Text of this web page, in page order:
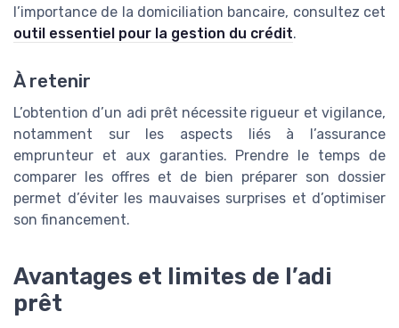
l’importance de la domiciliation bancaire, consultez cet
outil essentiel pour la gestion du crédit.
À retenir
L’obtention d’un adi prêt nécessite rigueur et vigilance,
notamment sur les aspects liés à l’assurance
emprunteur et aux garanties. Prendre le temps de
comparer les offres et de bien préparer son dossier
permet d’éviter les mauvaises surprises et d’optimiser
son financement.
Avantages et limites de l’adi
prêt